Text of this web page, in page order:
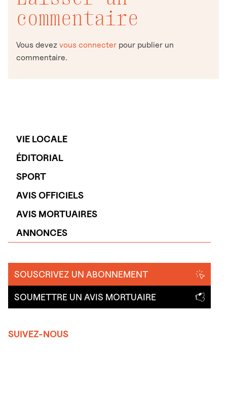
VIE LOCALE
ÉDITORIAL
SPORT
AVIS OFFICIELS
AVIS MORTUAIRES
ANNONCES
SOUSCRIVEZ UN ABONNEMENT
SOUMETTRE UN AVIS MORTUAIRE
SUIVEZ-NOUS
commentaire
Vous devez vous connecter pour publier un
commentaire.